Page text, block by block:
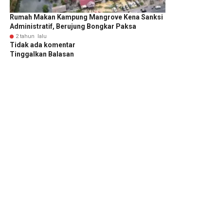
Rumah Makan Kampung Mangrove Kena Sanksi
Administratif, Berujung Bongkar Paksa
2 tahun lalu
Tidak ada komentar
Tinggalkan Balasan